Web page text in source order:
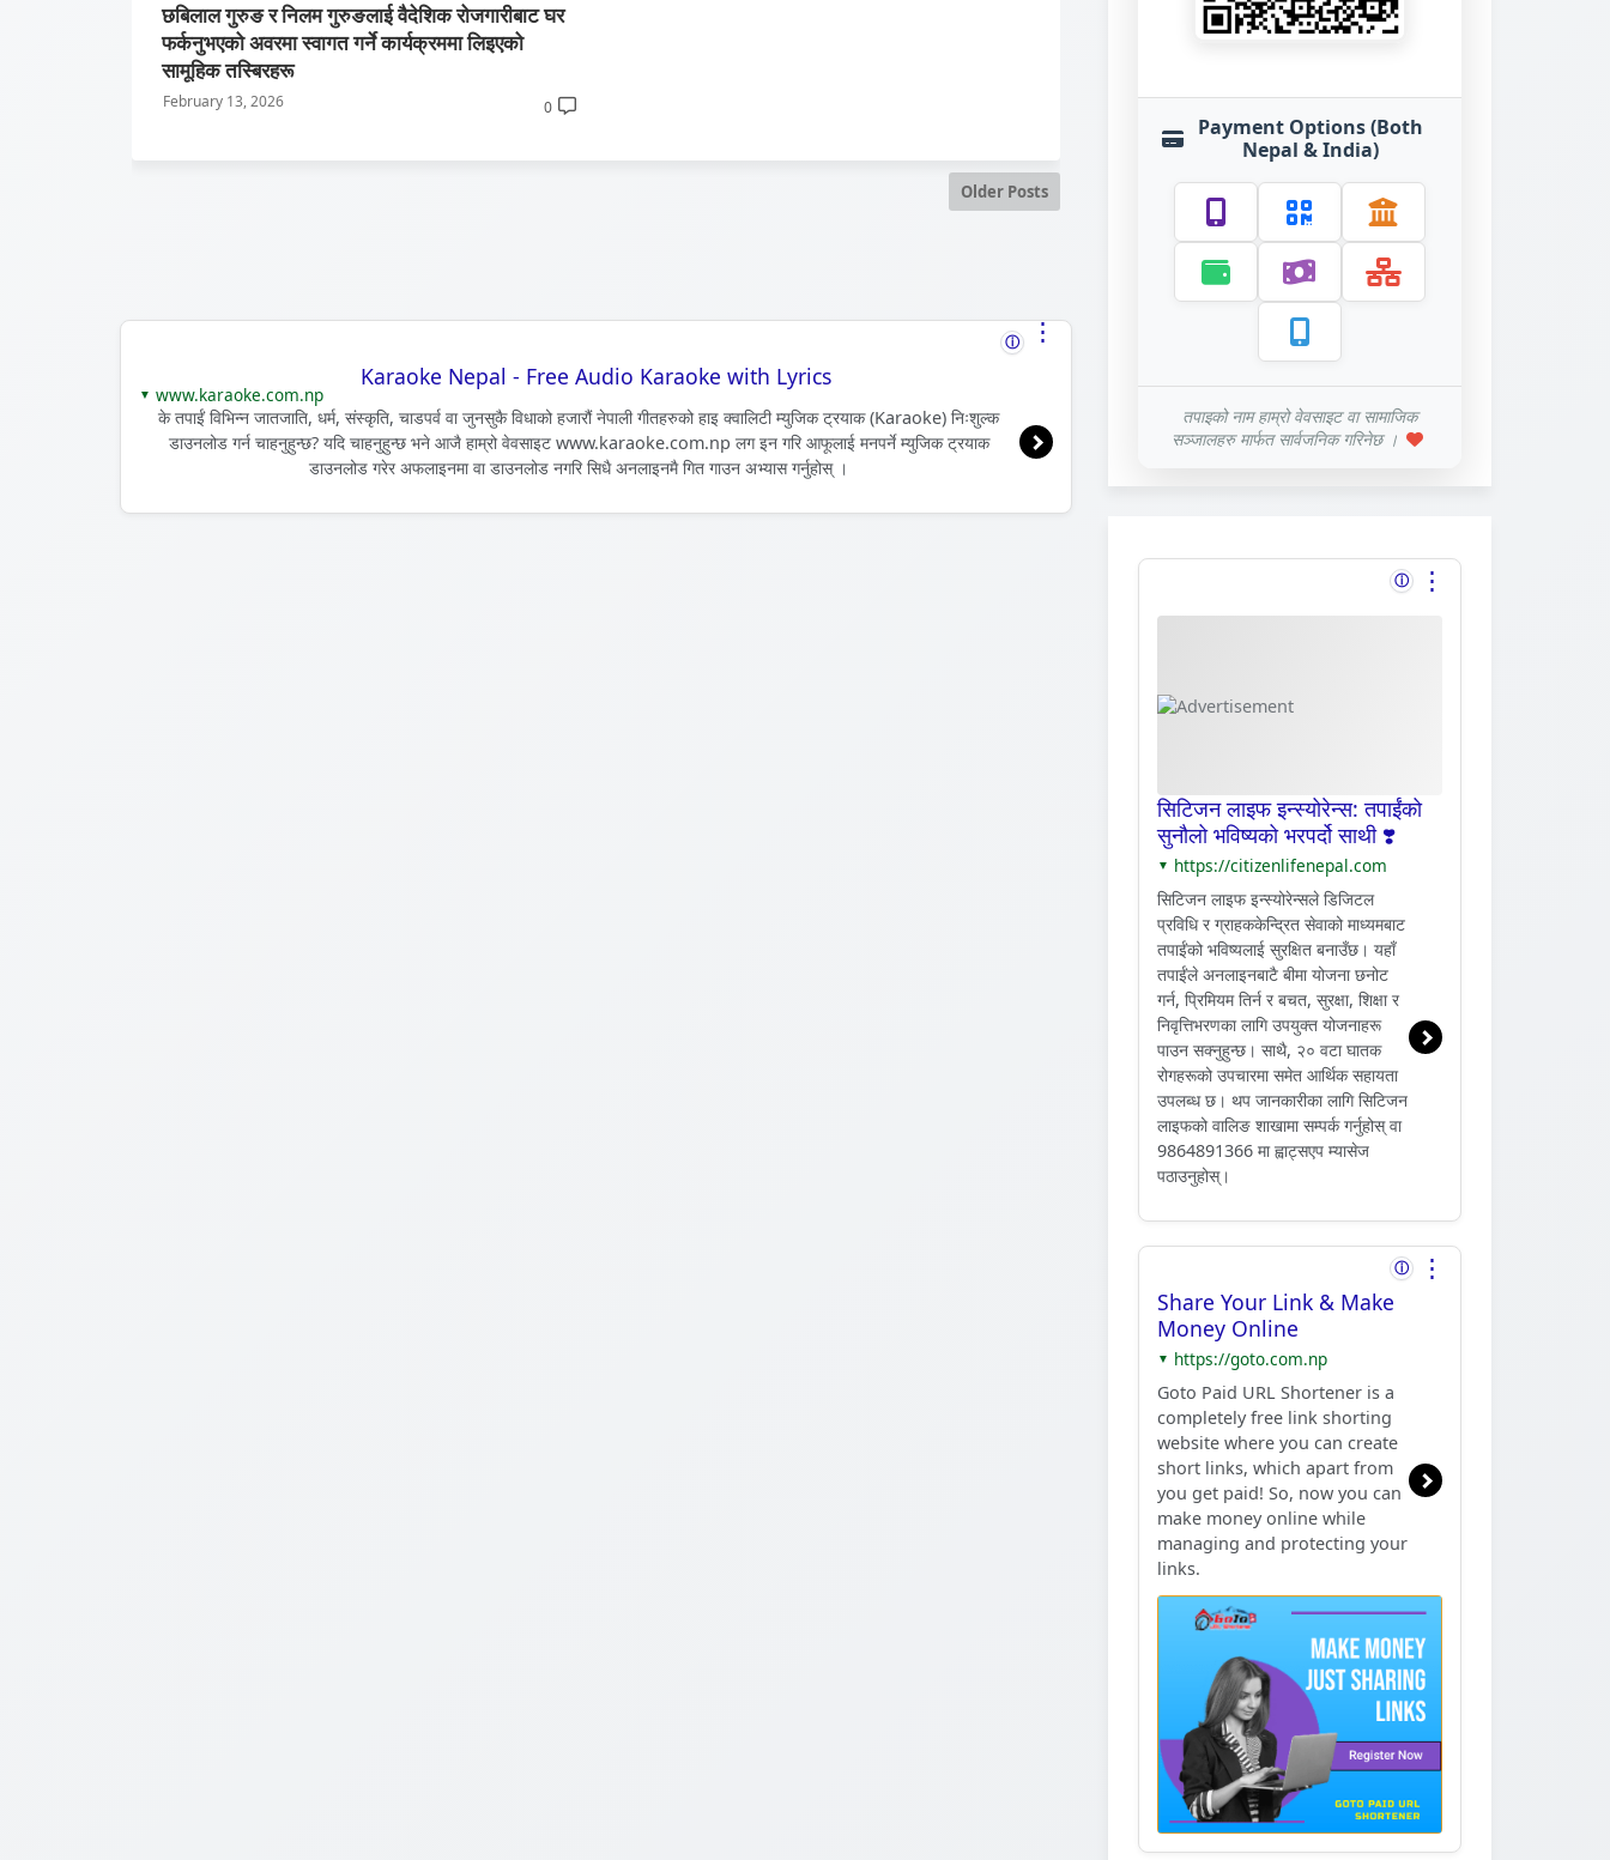
छबिलाल गुरुङ र निलम गुरुङलाई वैदेशिक रोजगारीबाट घर
फर्कनुभएको अवरमा स्वागत गर्ने कार्यक्रममा लिइएको
सामूहिक तस्बिरहरू
February 13, 2026 0
Older Posts
ⓘ ⋮
Karaoke Nepal - Free Audio Karaoke with Lyrics
▼ www.karaoke.com.np
के तपाईं विभिन्न जातजाति, धर्म, संस्कृति, चाडपर्व वा जुनसुकै विधाको हजारौं नेपाली गीतहरुको हाइ क्वालिटी म्युजिक ट्रयाक (Karaoke) निःशुल्क
डाउनलोड गर्न चाहनुहुन्छ? यदि चाहनुहुन्छ भने आजै हाम्रो वेवसाइट www.karaoke.com.np लग इन गरि आफूलाई मनपर्ने म्युजिक ट्रयाक
डाउनलोड गरेर अफलाइनमा वा डाउनलोड नगरि सिधै अनलाइनमै गित गाउन अभ्यास गर्नुहोस् ।
Payment Options (Both
Nepal & India)
तपाइको नाम हाम्रो वेवसाइट वा सामाजिक
सञ्जालहरु मार्फत सार्वजनिक गरिनेछ ।
ⓘ ⋮
सिटिजन लाइफ इन्स्योरेन्स: तपाईंको
सुनौलो भविष्यको भरपर्दो साथी ❣️
▼ https://citizenlifenepal.com
सिटिजन लाइफ इन्स्योरेन्सले डिजिटल
प्रविधि र ग्राहककेन्द्रित सेवाको माध्यमबाट
तपाईंको भविष्यलाई सुरक्षित बनाउँछ। यहाँ
तपाईंले अनलाइनबाटै बीमा योजना छनोट
गर्न, प्रिमियम तिर्न र बचत, सुरक्षा, शिक्षा र
निवृत्तिभरणका लागि उपयुक्त योजनाहरू
पाउन सक्नुहुन्छ। साथै, २० वटा घातक
रोगहरूको उपचारमा समेत आर्थिक सहायता
उपलब्ध छ। थप जानकारीका लागि सिटिजन
लाइफको वालिङ शाखामा सम्पर्क गर्नुहोस् वा
9864891366 मा ह्वाट्सएप म्यासेज
पठाउनुहोस्।
ⓘ ⋮
Share Your Link & Make
Money Online
▼ https://goto.com.np
Goto Paid URL Shortener is a
completely free link shorting
website where you can create
short links, which apart from
you get paid! So, now you can
make money online while
managing and protecting your
links.